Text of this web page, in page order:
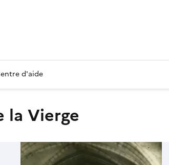
d'aide
la Vierge